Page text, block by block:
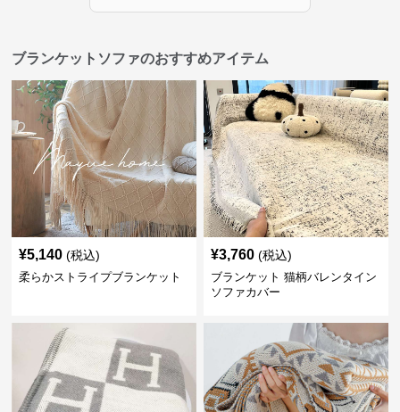
ブランケットソファのおすすめアイテム
¥5,140 (税込)
柔らかストライプブランケット
¥3,760 (税込)
ブランケット 猫柄バレンタイン
ソファカバー